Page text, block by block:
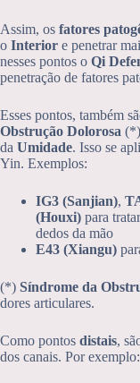
Assim, os fatores
o Interior e penetrar
nesses pontos o Qi
penetração de fatores
Esses pontos, também
Obstrução Dolorosa
da Umidade. Isso se
Yin. Exemplos:
IG3 (Sanjian),
(Houxi) para
dedos da mão
E43 (Xiangu)
(*) Síndrome da
dores articulares.
Como pontos distais,
dos canais. Por exemplo: